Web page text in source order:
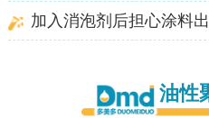
加入消泡剂后担心涂料
油性